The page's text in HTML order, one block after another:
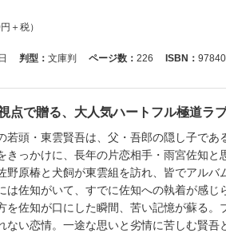
円＋税）
判型： 文庫判 ページ数： 226 ISBN：
点で贈る、大人気ハートフル極道ラ
若頭・東雲賢吾は、父・吾郎の隠し子であ
きっかけに、長年の片恋相手・雨宮佐知と
野原椿と犬飼が東雲組を訪れ、皆でアルバ
は佐知がいて、すでに佐知への執着が感じ
を佐知が口にした瞬間、苦い記憶が蘇る。
ない恋情。一途な思いと劣情に苦しむ賢吾